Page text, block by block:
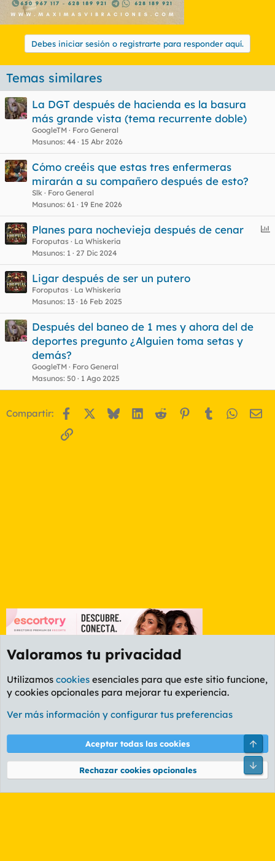
Debes iniciar sesión o registrarte para responder aquí.
Temas similares
La DGT después de hacienda es la basura
más grande vista (tema recurrente doble)
GoogleTM
Foro General
Masunos 44 15 Abr 2026
Cómo creéis que estas tres enfermeras
mirarán a su compañero después de esto?
Slk
Foro General
Masunos 61 19 Ene 2026
E
u
Planes para nochevieja después de cenar
Foroputas
La Whiskería
Masunos 1 27 Dic 2024
Ligar después de ser un putero
Foroputas
La Whiskería
Masunos 13 16 Feb 2025
Después del baneo de 1 mes y ahora del de
deportes pregunto ¿Alguien toma setas y
demás?
GoogleTM
Foro General
Masunos 50 1 Ago 2025
Compartir: Facebook BlueskyLinkedIn
Reddit Pinterest
Tumblr
Enlace
Foro General
Cookies
PL OLDSTYLE AMARILLO
Términos y reglas Política de privacidad Ayuda
Community platform by XenForo® © 2010-2026 XenForo Ltd.
Valoramos tu privacidad
Utilizamos cookies esenciales para que este sitio funcione,
y cookies opcionales para mejorar tu experiencia.
Ver más información y configurar tus preferencias
Aceptar todas las cookies
Rechazar cookies opcionales
Pie